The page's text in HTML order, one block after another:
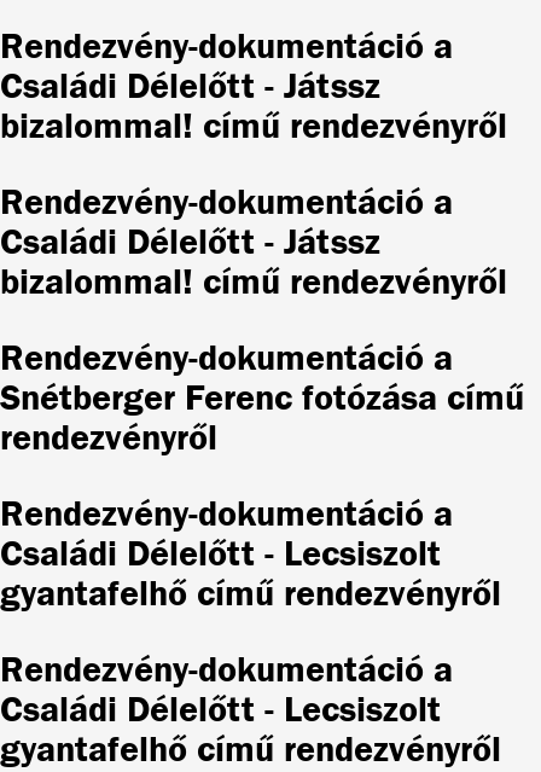
Rendezvény-dokumentáció a
Családi Délelőtt - Játssz
bizalommal! című rendezvényről
Rendezvény-dokumentáció a
Családi Délelőtt - Játssz
bizalommal! című rendezvényről
Rendezvény-dokumentáció a
Snétberger Ferenc fotózása című
rendezvényről
Rendezvény-dokumentáció a
Családi Délelőtt - Lecsiszolt
gyantafelhő című rendezvényről
Rendezvény-dokumentáció a
Családi Délelőtt - Lecsiszolt
gyantafelhő című rendezvényről